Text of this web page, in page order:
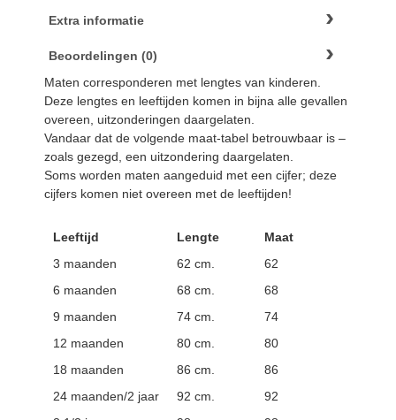
Extra informatie
Beoordelingen (0)
Maten corresponderen met lengtes van kinderen.
Deze lengtes en leeftijden komen in bijna alle gevallen
overeen, uitzonderingen daargelaten.
Vandaar dat de volgende maat-tabel betrouwbaar is –
zoals gezegd, een uitzondering daargelaten.
Soms worden maten aangeduid met een cijfer; deze
cijfers komen niet overeen met de leeftijden!
Leeftijd Lengte
Maat
3 maanden
62 cm.
62
6 maanden
68 cm.
68
9 maanden
74 cm.
74
12 maanden
80 cm.
80
18 maanden
86 cm.
86
24 maanden/2 jaar
92 cm.
92